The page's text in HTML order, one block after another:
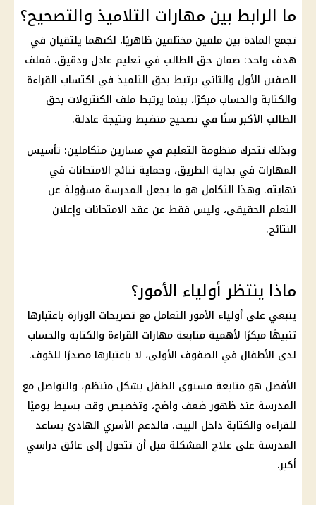
ما الرابط بين مهارات التلاميذ والتصحيح؟
تجمع المادة بين ملفين مختلفين ظاهريًا، لكنهما يلتقيان في
هدف واحد: ضمان حق الطالب في تعليم عادل ودقيق. فملف
الصفين الأول والثاني يرتبط بحق التلميذ في اكتساب القراءة
والكتابة والحساب مبكرًا، بينما يرتبط ملف الكنترولات بحق
الطالب الأكبر سنًا في تصحيح منضبط ونتيجة عادلة.
وبذلك تتحرك منظومة التعليم في مسارين متكاملين: تأسيس
المهارات في بداية الطريق، وحماية نتائج الامتحانات في
نهايته. وهذا التكامل هو ما يجعل المدرسة مسؤولة عن
التعلم الحقيقي، وليس فقط عن عقد الامتحانات وإعلان
النتائج.
ماذا ينتظر أولياء الأمور؟
ينبغي على أولياء الأمورالتعامل مع تصريحات الوزارة باعتبارها
تنبيهًا مبكرًا لأهمية متابعة مهارات القراءة والكتابة والحساب
لدى الأطفال في الصفوف الأولى، لا باعتبارها مصدرًا للخوف.
الأفضل هو متابعة مستوى الطفل بشكل منتظم، والتواصل مع
المدرسة عند ظهور ضعف واضح، وتخصيص وقت بسيط يوميًا
للقراءة والكتابة داخل البيت. فالدعم الأسري الهادئ يساعد
المدرسة على علاج المشكلة قبل أن تتحول إلى عائق دراسي
أكبر.